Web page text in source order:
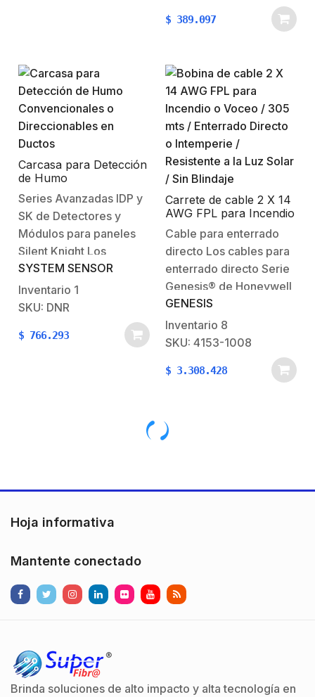
No Peligrosa o Clase 1
Div.2DESCRIPCIÓNSafeCable…
polarizado para uso con
Físicas y
Eléctricas:Voltaje de
alimentación: 24
VCDCorriente
absorbida: 31.1 mASalida
en decibeles: 82
dBTemperatura de
operación: -35…
$ 389.097
Carcasa para Detección
de Humo
Convencionales o
Direccionables en
Ductos
Series Avanzadas IDP y
SK de Detectores y
Módulos para paneles
Silent Knight Los
Detectores y Módulos
de las series IDP y SK,
son dispositivos
direccionables para uso
con el Panel de Incendio
SYSTEM SENSOR
Inventario 1
SKU: DNR
$ 766.293
Carrete de cable 2 X 14
AWG FPL para Incendio
o Voceo / 305 mts /
Enterrado Directo o
Intemperie / Resistente
a la Luz Solar / Sin
Blindaje
Cable para enterrado
directo Los cables para
enterrado directo Serie
Genesis® de Honeywell
están especialmente
diseñados para ser
enterrados bajo tierra.
funda más estriada,
de resistencia al
GENESIS
Inventario 8
SKU: 4153-1008
$ 3.308.428
Hoja informativa
Mantente conectado
Brinda soluciones de alto impacto y alta tecnología en